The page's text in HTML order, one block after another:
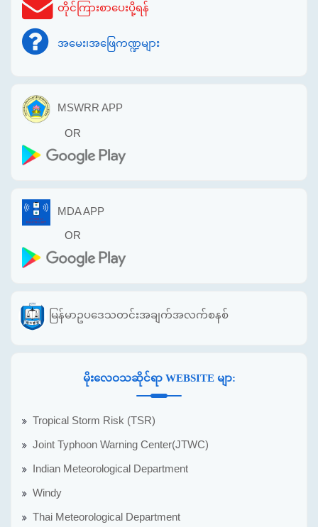
တိုင်ကြားစာပေးပို့ရန်
အမေး၊အဖြေကဏ္ဍများ
MSWRR APP
OR
MDA APP
OR
မြန်မာဥပဒေသတင်းအချက်အလက်စနစ်
မိုးလေဝသဆိုင်ရာ WEBSITE မျာ:
Tropical Storm Risk (TSR)
Joint Typhoon Warning Center(JTWC)
Indian Meteorological Department
Windy
Thai Meteorological Department